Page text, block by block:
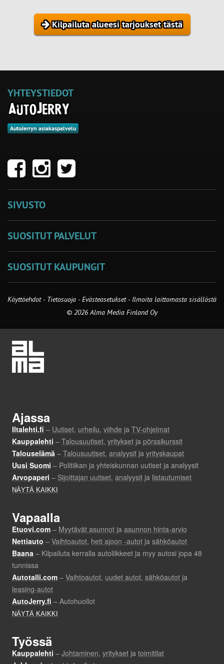
Kilpailuta alueesi tarjoukset tästä
YHTEYSTIEDOT
AutoJerryn asiakaspalvelu
SIVUSTO
SUOSITUT PALVELUT
SUOSITUT KAUPUNGIT
Käyttöehdot - Tietosuoja -Evästeasetukset- Ilmoita laittomasta sisällöstä
© 2026 Alma Media Finland Oy